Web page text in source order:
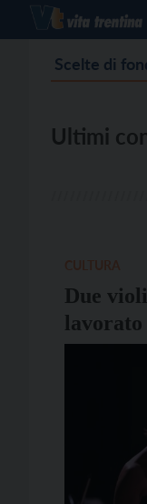
Scelte di
Ultimi
Due
lavorato
film